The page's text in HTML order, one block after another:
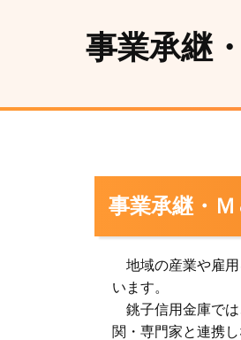
事業承継
事業承継・
地域の産業や雇用
います。
銚子信用金庫では
関・専門家と連携